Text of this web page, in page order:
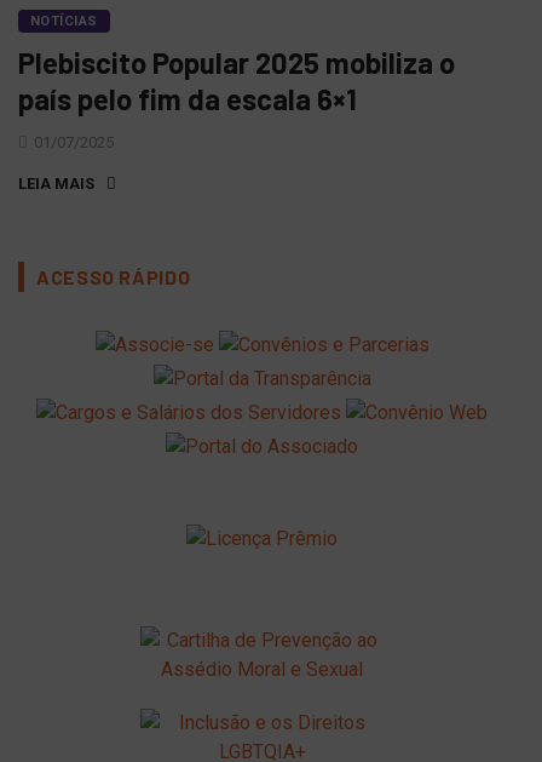
NOTÍCIAS
Plebiscito Popular 2025 mobiliza o
país pelo fim da escala 6×1
01/07/2025
LEIA MAIS
ACESSO RÁPIDO